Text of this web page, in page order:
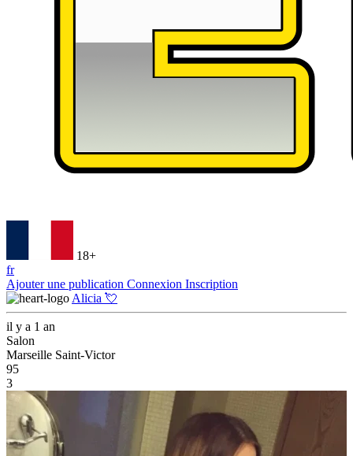
18+
fr
Ajouter une publication Connexion Inscription
Alicia 💘
il y a 1 an
Salon
Marseille Saint-Victor
95
3